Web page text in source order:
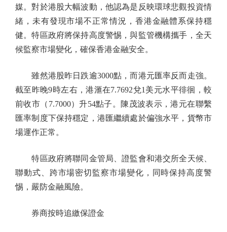
媒。對於港股大幅波動，他認為是反映環球悲觀投資情
緒，未有發現市場不正常情況，香港金融體系保持穩
健。特區政府將保持高度警惕，與監管機構攜手，全天
候監察市場變化，確保香港金融安全。
雖然港股昨日跌逾3000點，而港元匯率反而走強。
截至昨晚9時左右，港滙在7.7692兌1美元水平徘徊，較
前收市（7.7000）升54點子。陳茂波表示，港元在聯繫
匯率制度下保持穩定，港匯繼續處於偏強水平，貨幣市
場運作正常。
特區政府將聯同金管局、證監會和港交所全天候、
聯動式、跨市場密切監察市場變化，同時保持高度警
惕，嚴防金融風險。
券商按時追繳保證金